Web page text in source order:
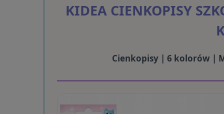
KIDEA CIENKOPISY
Cienkopisy | 6 kolorów |